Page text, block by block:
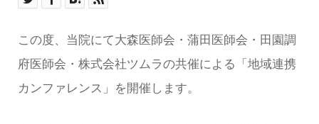
この度、当院にて大森医師会・蒲田医師会・田園調
府医師会・株式会社ツムラの共催による「地域連携
カンファレンス」を開催します。